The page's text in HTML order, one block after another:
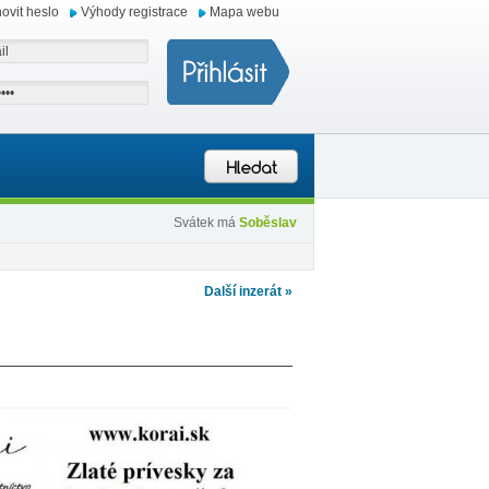
heslo Výhody registrace Mapa webu
Svátek má Soběslav
Další inzerát »